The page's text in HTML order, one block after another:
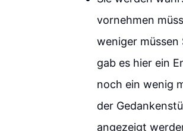
vornehmen
weniger müssen
gab es hier ein
noch ein wenig
der
angezeigt